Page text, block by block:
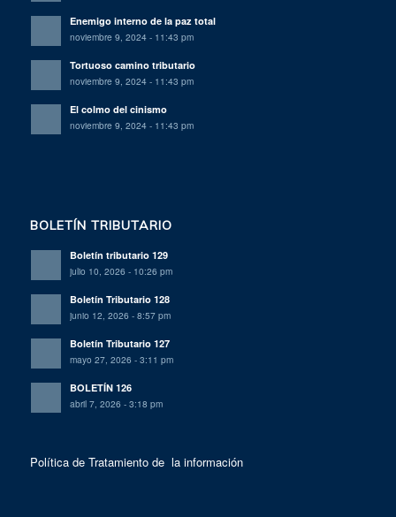
Enemigo interno de la paz total
noviembre 9, 2024 - 11:43 pm
Tortuoso camino tributario
noviembre 9, 2024 - 11:43 pm
El colmo del cinismo
noviembre 9, 2024 - 11:43 pm
BOLETÍN TRIBUTARIO
Boletín tributario 129
julio 10, 2026 - 10:26 pm
Boletín Tributario 128
junio 12, 2026 - 8:57 pm
Boletín Tributario 127
mayo 27, 2026 - 3:11 pm
BOLETÍN 126
abril 7, 2026 - 3:18 pm
Política de Tratamiento de la información